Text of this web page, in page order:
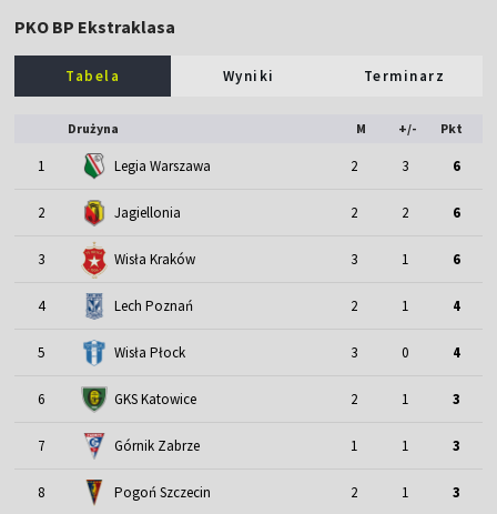
PKO BP Ekstraklasa
Tabela Wyniki Terminarz
Drużyna M +/- Pkt
1 Legia Warszawa 2 3 6
2 Jagiellonia 2 2 6
3 Wisła Kraków 3 1 6
4 Lech Poznań 2 1 4
5 Wisła Płock 3 0 4
6 GKS Katowice 2 1 3
7 Górnik Zabrze 1 1 3
8 Pogoń Szczecin 2 1 3